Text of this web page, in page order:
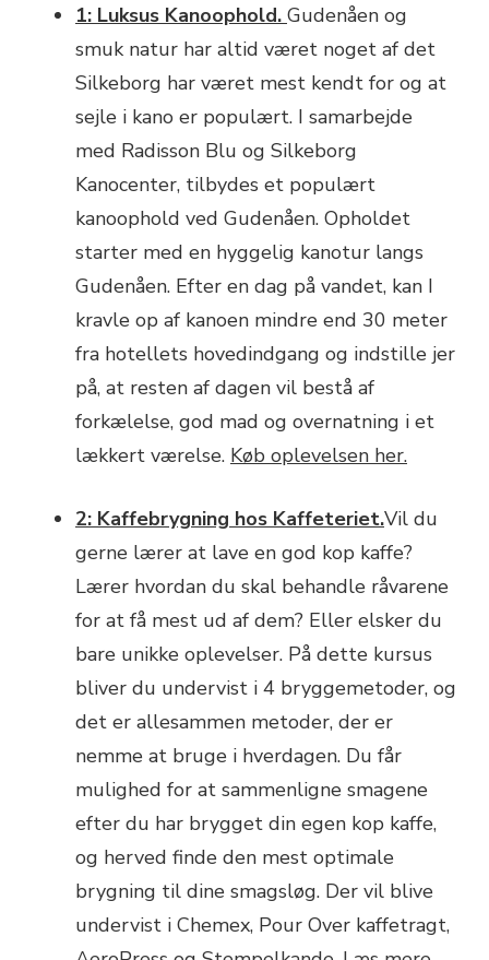
1: Luksus Kanoophold. Gudenåen og
smuk natur har altid været noget af det
Silkeborg har været mest kendt for og at
sejle i kano er populært. I samarbejde
med Radisson Blu og Silkeborg
Kanocenter, tilbydes et populært
kanoophold ved Gudenåen. Opholdet
starter med en hyggelig kanotur langs
Gudenåen. Efter en dag på vandet, kan I
kravle op af kanoen mindre end 30 meter
fra hotellets hovedindgang og indstille jer
på, at resten af dagen vil bestå af
forkælelse, god mad og overnatning i et
lækkert værelse. Køb oplevelsen her.
2: Kaffebrygning hos Kaffeteriet.Vil du
gerne lærer at lave en god kop kaffe?
Lærer hvordan du skal behandle råvarene
for at få mest ud af dem? Eller elsker du
bare unikke oplevelser. På dette kursus
bliver du undervist i 4 bryggemetoder, og
det er allesammen metoder, der er
nemme at bruge i hverdagen. Du får
mulighed for at sammenligne smagene
efter du har brygget din egen kop kaffe,
og herved finde den mest optimale
brygning til dine smagsløg. Der vil blive
undervist i Chemex, Pour Over kaffetragt,